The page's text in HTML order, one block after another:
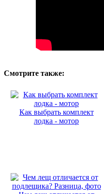
Смотрите также:
Как выбрать комплект
лодка - мотор